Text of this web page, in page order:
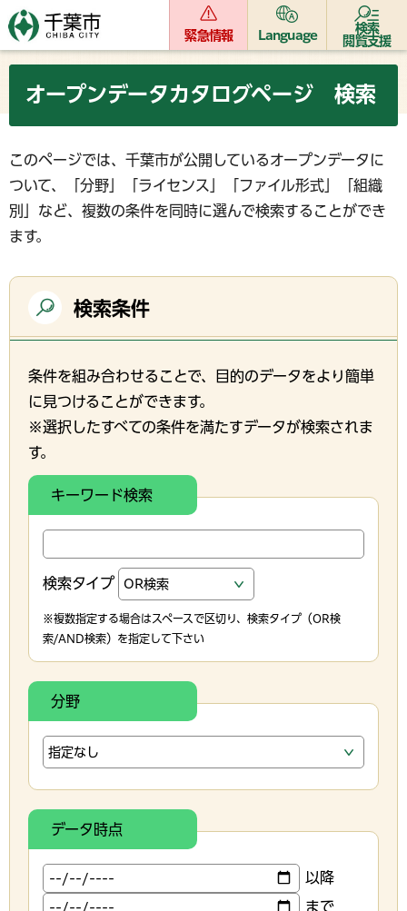
緊急情報 Language
検索
閲覧支援
オープンデータカタログページ 検索
このページでは、千葉市が公開しているオープンデータに
ついて、「分野」「ライセンス」「ファイル形式」「組織
別」など、複数の条件を同時に選んで検索することができ
ます。
検索条件
条件を組み合わせることで、目的のデータをより簡単
に見つけることができます。
※選択したすべての条件を満たすデータが検索されま
す。
キーワード検索
検索タイプ
※複数指定する場合はスペースで区切り、検索タイプ（OR検
索/AND検索）を指定して下さい
分野
データ時点
以降
まで